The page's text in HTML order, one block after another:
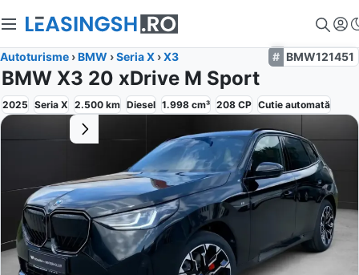
Autoturisme ›BMW ›Seria X ›X3 BMW121451
BMW X3 20 xDrive M Sport
2025 Seria X 2.500 km Diesel 1.998 cm³ 208 CP Cutie automată